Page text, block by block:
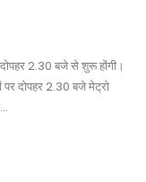
दोपहर 2.30 बजे से शुरू होंगी।
पर दोपहर 2.30 बजे मेट्रो